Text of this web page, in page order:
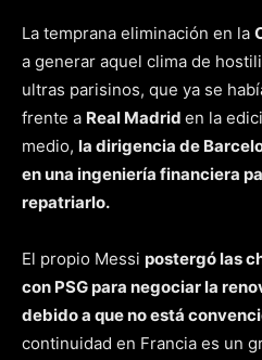
La temprana eliminación en la
a generar aquel clima de
ultras parisinos, que ya se
frente a Real Madrid en la
medio, la dirigencia de
en una ingeniería financiera
repatriarlo.
El propio Messi postergó las
con PSG para negociar la
debido a que no está
continuidad en Francia es un